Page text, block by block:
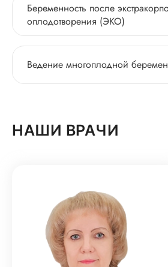
Беременность после
оплодотворения (ЭКО)
Ведение многоплодной
НАШИ ВРАЧИ